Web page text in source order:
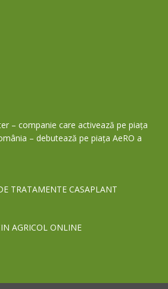
– companie care activează pe piața
– debutează pe piața AeRO a
TRATAMENTE CASAPLANT
AGRICOL ONLINE